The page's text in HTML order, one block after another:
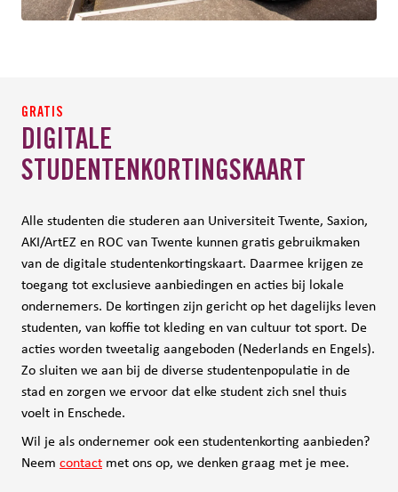
GRATIS
DIGITALE
STUDENTENKORTINGSKAART
Alle studenten die studeren aan Universiteit Twente, Saxion,
AKI/ArtEZ en ROC van Twente kunnen gratis gebruikmaken
van de digitale studentenkortingskaart. Daarmee krijgen ze
toegang tot exclusieve aanbiedingen en acties bij lokale
ondernemers. De kortingen zijn gericht op het dagelijks leven
studenten, van koffie tot kleding en van cultuur tot sport. De
acties worden tweetalig aangeboden (Nederlands en Engels).
Zo sluiten we aan bij de diverse studentenpopulatie in de
stad en zorgen we ervoor dat elke student zich snel thuis
voelt in Enschede.
Wil je als ondernemer ook een studentenkorting aanbieden?
Neem contact met ons op, we denken graag met je mee.